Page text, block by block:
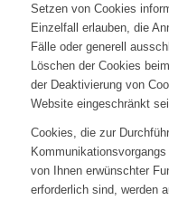
Setzen von Cookies
Einzelfall erlauben, die
Fälle oder generell
Löschen der Cookies
der Deaktivierung von
Website eingeschränkt
Cookies, die zur
von Ihnen erwünschter
erforderlich sind, werden